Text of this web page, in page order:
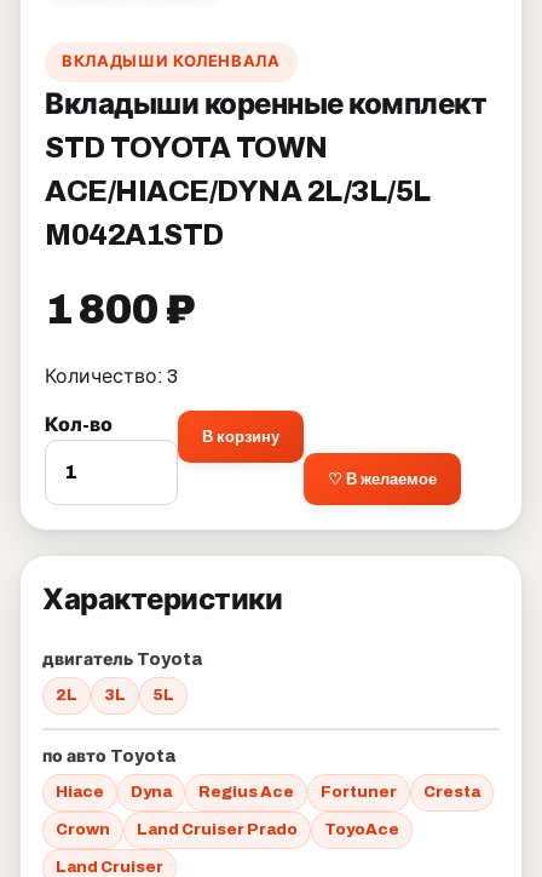
ВКЛАДЫШИ КОЛЕНВАЛА
Вкладыши коренные комплект
STD TOYOTA TOWN
ACE/HIACE/DYNA 2L/3L/5L
M042A1STD
1 800 ₽
Количество: 3
Кол-во
В корзину
♡ В желаемое
Характеристики
двигатель Toyota
2L 3L 5L
по авто Toyota
Hiace Dyna Regius Ace Fortuner Cresta
Crown Land Cruiser Prado ToyoAce
Land Cruiser